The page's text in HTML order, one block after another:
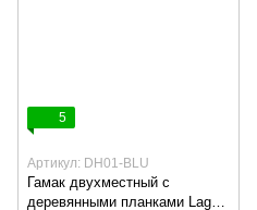
5
Артикул: DH01-BLU
Гамак двухместный с
деревянными планками Lago